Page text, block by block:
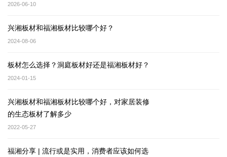
2026-06-10
兴湘板材和福湘板材比较哪个好？
2024-08-06
板材怎么选择？洞庭板材好还是福湘板材好？
2024-01-15
兴湘板材和福湘板材比较哪个好，对家居装修
的生态板材了解多少
2022-05-27
福湘分享 | 流行或是实用，消费者应该如何选